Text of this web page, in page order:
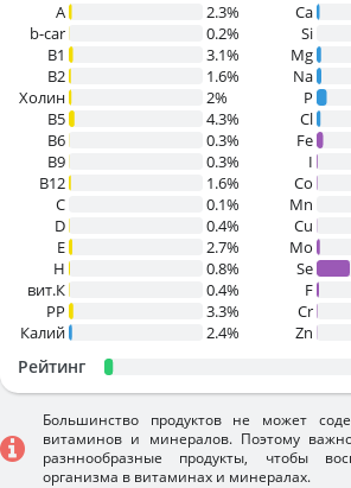
A
2.3%
b-car
0.2%
В1
3.1%
B2
1.6%
Холин
2%
B5
4.3%
B6
0.3%
B9
0.3%
B12
1.6%
C
0.1%
D
0.4%
E
2.7%
H
0.8%
вит.К
0.4%
PP
3.3%
Калий
2.4%
Ca
Si
Mg
Na
P
Cl
Fe
I
Co
Mn
Cu
Mo
Se
F
Cr
Zn
Рейтинг
Большинство продуктов не может
витаминов и минералов. Поэтому
разннообразные продукты, чтобы
организма в витаминах и минералах.